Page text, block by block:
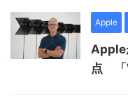
Apple
Apple
点 「